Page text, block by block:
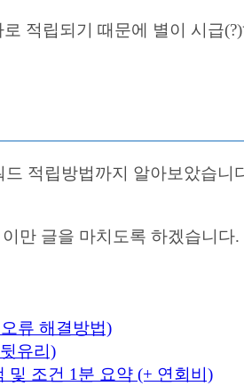
적립되기 때문에 별이 시급
적립방법까지 알아보았습
만 글을 마치도록 하겠습니다
류 해결방법)
유리)
및 조건 1분 요약 (+ 연회비)